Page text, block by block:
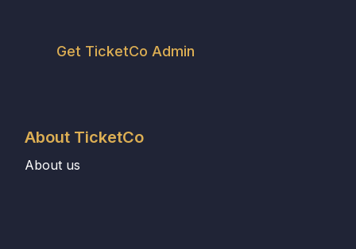
Get TicketCo Admin
About TicketCo
About us